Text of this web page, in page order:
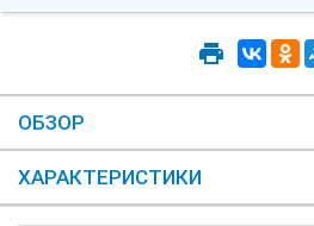
ОБЗОР
ХАРАКТЕРИСТИКИ